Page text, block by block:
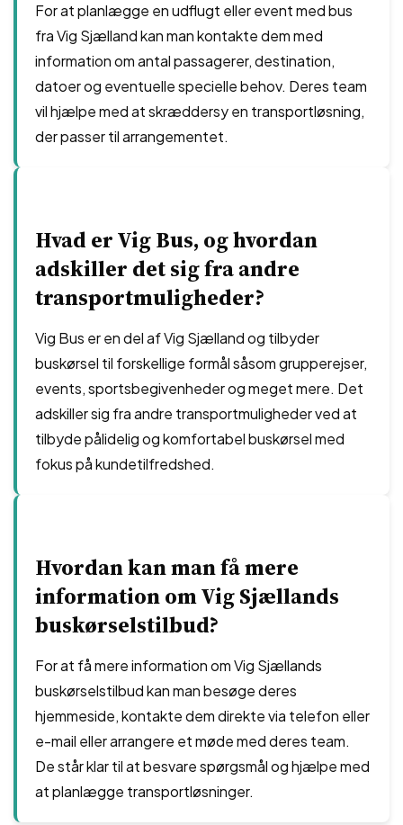
For at planlægge en udflugt eller event med bus
fra Vig Sjælland kan man kontakte dem med
information om antal passagerer, destination,
datoer og eventuelle specielle behov. Deres team
vil hjælpe med at skræddersy en transportløsning,
der passer til arrangementet.
Hvad er Vig Bus, og hvordan
adskiller det sig fra andre
transportmuligheder?
Vig Bus er en del af Vig Sjælland og tilbyder
buskørsel til forskellige formål såsom grupperejser,
events, sportsbegivenheder og meget mere. Det
adskiller sig fra andre transportmuligheder ved at
tilbyde pålidelig og komfortabel buskørsel med
fokus på kundetilfredshed.
Hvordan kan man få mere
information om Vig Sjællands
buskørselstilbud?
For at få mere information om Vig Sjællands
buskørselstilbud kan man besøge deres
hjemmeside, kontakte dem direkte via telefon eller
e-mail eller arrangere et møde med deres team.
De står klar til at besvare spørgsmål og hjælpe med
at planlægge transportløsninger.